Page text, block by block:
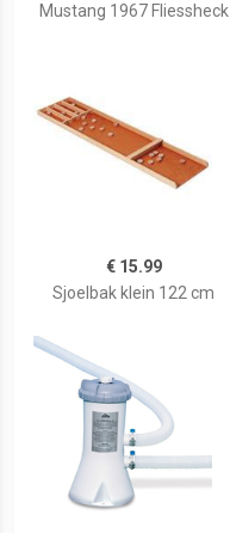
Mustang 1967 Fliessheck
€ 15.99
Sjoelbak klein 122 cm